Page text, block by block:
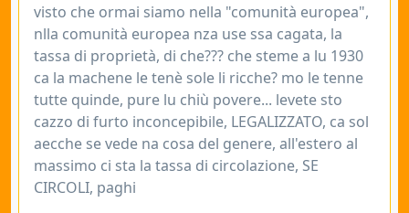
visto che ormai siamo nella "comunità europea",
nlla comunità europea nza use ssa cagata, la
tassa di proprietà, di che??? che steme a lu 1930
ca la machene le tenè sole li ricche? mo le tenne
tutte quinde, pure lu chiù povere... levete sto
cazzo di furto inconcepibile, LEGALIZZATO, ca sol
aecche se vede na cosa del genere, all'estero al
massimo ci sta la tassa di circolazione, SE
CIRCOLI, paghi